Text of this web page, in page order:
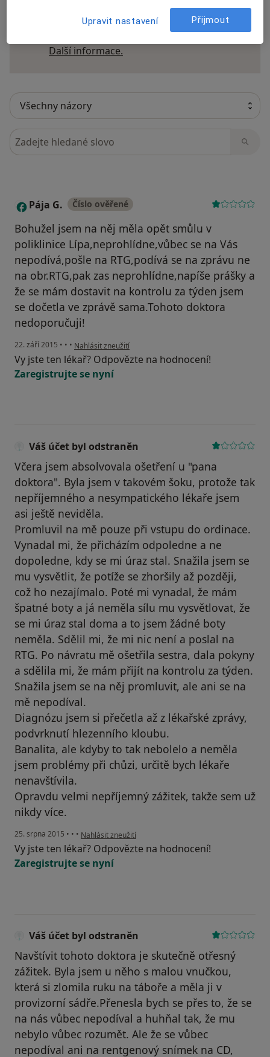
Recenze pacientů jsou pro nás důležité.
Specialisté nemají možnost zaplatit za
odstranění nebo změnu recenze pacienta.
Další informace.
Hledejte v názorech
P Pája G. Číslo ověřené
Bohužel jsem na něj měla opět smůlu v
poliklinice Lípa,neprohlídne,vůbec se na Vás
nepodívá,pošle na RTG,podívá se na zprávu ne
na obr.RTG,pak zas neprohlídne,napíše prášky a
že se mám dostavit na kontrolu za týden jsem
se dočetla ve zprávě sama.Tohoto doktora
nedoporučuji!
22. září 2015 • • • podle názoru uživatele Pája G.
Nahlásit zneužití
Vy jste ten lékař? Odpovězte na hodnocení!
Zaregistrujte se nyní
Váš účet byl odstraněn
Včera jsem absolvovala ošetření u "pana
doktora". Byla jsem v takovém šoku, protože tak
nepříjemného a nesympatického lékaře jsem
asi ještě neviděla.
Promluvil na mě pouze při vstupu do ordinace.
Vynadal mi, že přicházím odpoledne a ne
dopoledne, kdy se mi úraz stal. Snažila jsem se
mu vysvětlit, že potíže se zhoršily až později,
což ho nezajímalo. Poté mi vynadal, že mám
špatné boty a já neměla sílu mu vysvětlovat, že
se mi úraz stal doma a to jsem žádné boty
neměla. Sdělil mi, že mi nic není a poslal na
RTG. Po návratu mě ošetřila sestra, dala pokyny
a sdělila mi, že mám přijít na kontrolu za týden.
Snažila jsem se na něj promluvit, ale ani se na
mě nepodíval.
Diagnózu jsem si přečetla až z lékařské zprávy,
podvrknutí hlezenního kloubu.
Banalita, ale kdyby to tak nebolelo a neměla
jsem problémy při chůzi, určitě bych lékaře
nenavštívila.
Opravdu velmi nepříjemný zážitek, takže sem už
nikdy více.
25. srpna 2015 • • • podle názoru uživatele Váš účet byl odstraněn
Nahlásit zneužití
Vy jste ten lékař? Odpovězte na hodnocení!
Zaregistrujte se nyní
Váš účet byl odstraněn
Navštívit tohoto doktora je skutečně otřesný
zážitek. Byla jsem u něho s malou vnučkou,
která si zlomila ruku na táboře a měla ji v
provizorní sádře.Přenesla bych se přes to, že se
na nás vůbec nepodíval a huhňal tak, že mu
nebylo vůbec rozumět. Ale že se vůbec
nepodíval ani na rentgenový snímek na CD,
Upravit nastavení Přijmout